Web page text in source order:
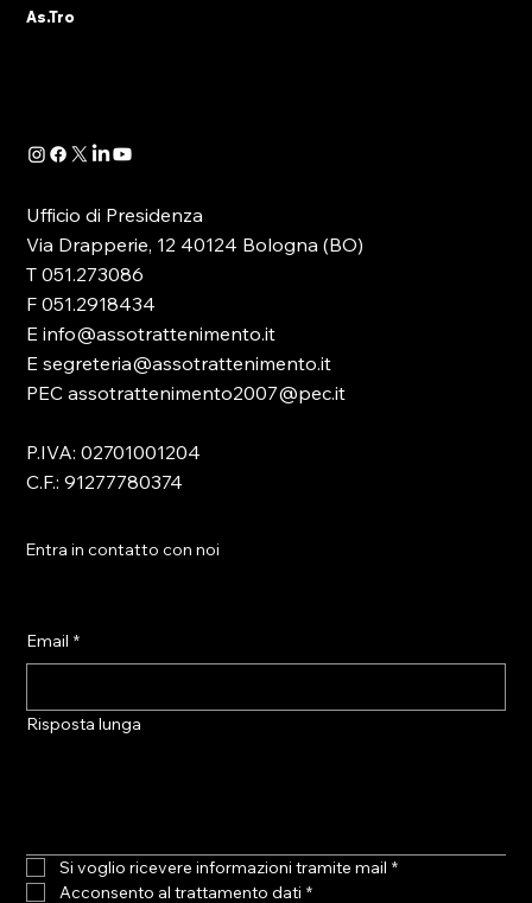
MAGGIORE (BO)
principale nella discussione, soprattutto
As.Tro
Ufficio di Presidenza
Via Drapperie, 12 40124 Bologna (BO)
T 051.273086
F 051.2918434
E info@assotrattenimento.it
E segreteria@assotrattenimento.it
PEC assotrattenimento2007@pec.it
P.IVA: 02701001204
C.F.: 91277780374
Entra in contatto con noi
Email *
Risposta lunga
Si voglio ricevere informazioni tramite mail *
Acconsento al trattamento dati *